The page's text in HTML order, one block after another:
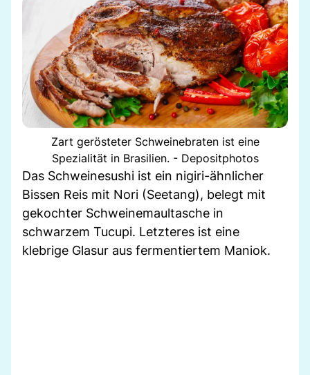
Zart gerösteter Schweinebraten ist eine
Spezialität in Brasilien. - Depositphotos
Das Schweinesushi ist ein nigiri-ähnlicher
Bissen Reis mit Nori (Seetang), belegt mit
gekochter Schweinemaultasche in
schwarzem Tucupi. Letzteres ist eine
klebrige Glasur aus fermentiertem Maniok.